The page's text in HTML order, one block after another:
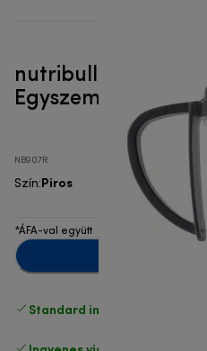
nutribullet® Pro
Egyszemélyes
NB907R
Szín:Piros
*ÁFA-val együtt
Standard ingyenes kiszállítás